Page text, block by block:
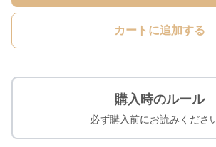
カートに追加する
購入時のルール
必ず購入前にお読みくださ